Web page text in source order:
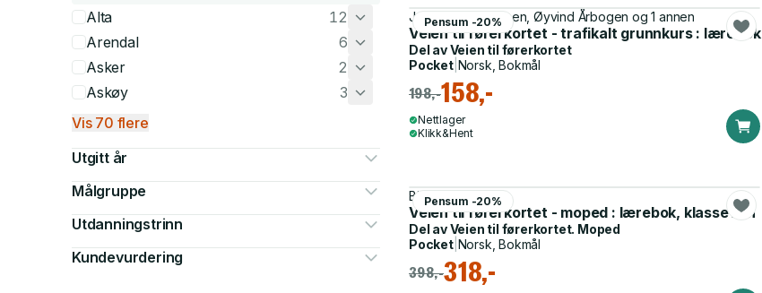
Alta
12
Arendal
6
Asker
2
Askøy
3
Vis 70 flere
Utgitt år
Målgruppe
Utdanningstrinn
Kundevurdering
Pensum -20%
Jan Harry Svendsen, Øyvind Årbogen og 1 annen
Veien til førerkortet - trafikalt grunnkurs : lærebok
Del avVeien til førerkortet
Pocket| Norsk, Bokmål
198,-158,-
Nettlager
Klikk&Hent
Pensum -20%
Bjørn-Erik Moen
Veien til førerkortet - moped : lærebok, klasse AM
Del avVeien til førerkortet. Moped
Pocket| Norsk, Bokmål
398,-318,-